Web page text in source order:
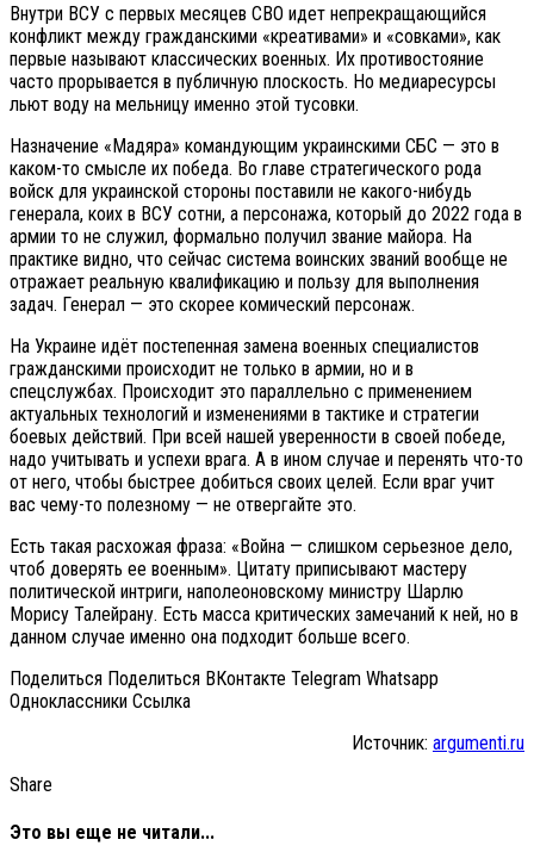
Внутри ВСУ с первых месяцев СВО идет непрекращающийся
конфликт между гражданскими «креативами» и «совками», как
первые называют классических военных. Их противостояние
часто прорывается в публичную плоскость. Но медиаресурсы
льют воду на мельницу именно этой тусовки.
Назначение «Мадяра» командующим украинскими СБС — это в
каком-то смысле их победа. Во главе стратегического рода
войск для украинской стороны поставили не какого-нибудь
генерала, коих в ВСУ сотни, а персонажа, который до 2022 года в
армии то не служил, формально получил звание майора. На
практике видно, что сейчас система воинских званий вообще не
отражает реальную квалификацию и пользу для выполнения
задач. Генерал — это скорее комический персонаж.
На Украине идёт постепенная замена военных специалистов
гражданскими происходит не только в армии, но и в
спецслужбах. Происходит это параллельно с применением
актуальных технологий и изменениями в тактике и стратегии
боевых действий. При всей нашей уверенности в своей победе,
надо учитывать и успехи врага. А в ином случае и перенять что-то
от него, чтобы быстрее добиться своих целей. Если враг учит
вас чему-то полезному — не отвергайте это.
Есть такая расхожая фраза: «Война — слишком серьезное дело,
чтоб доверять ее военным». Цитату приписывают мастеру
политической интриги, наполеоновскому министру Шарлю
Морису Талейрану. Есть масса критических замечаний к ней, но в
данном случае именно она подходит больше всего.
Поделиться Поделиться ВКонтакте Telegram Whatsapp
Одноклассники Cсылка
Источник: argumenti.ru
Share
Это вы еще не читали...